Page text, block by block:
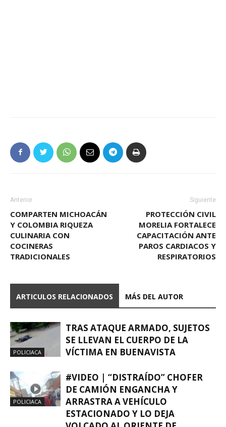
Anterior
COMPARTEN MICHOACÁN
Y COLOMBIA RIQUEZA
CULINARIA CON
COCINERAS
TRADICIONALES
Siguiente
PROTECCIÓN CIVIL
MORELIA FORTALECE
CAPACITACIÓN ANTE
PAROS CARDIACOS Y
RESPIRATORIOS
ARTICULOS RELACIONADOS MÁS DEL AUTOR
POLICIACA
TRAS ATAQUE ARMADO, SUJETOS
SE LLEVAN EL CUERPO DE LA
VÍCTIMA EN BUENAVISTA
POLICIACA
#VIDEO | “DISTRAÍDO” CHOFER
DE CAMIÓN ENGANCHA Y
ARRASTRA A VEHÍCULO
ESTACIONADO Y LO DEJA